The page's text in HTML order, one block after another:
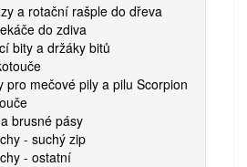
a rotační rašple do dřeva
do zdiva
bity a držáky bitů
pro mečové pily a pilu Scorpion
brusné pásy
- suchý zip
- ostatní